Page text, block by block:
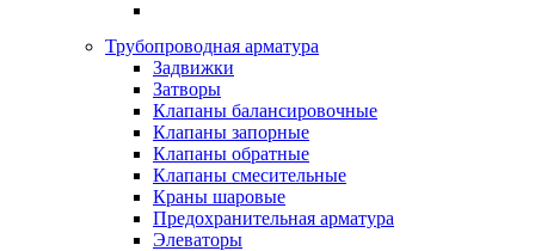
Трубопроводная арматура
Задвижки
Затворы
Клапаны балансировочные
Клапаны запорные
Клапаны обратные
Клапаны смесительные
Краны шаровые
Предохранительная арматура
Элеваторы